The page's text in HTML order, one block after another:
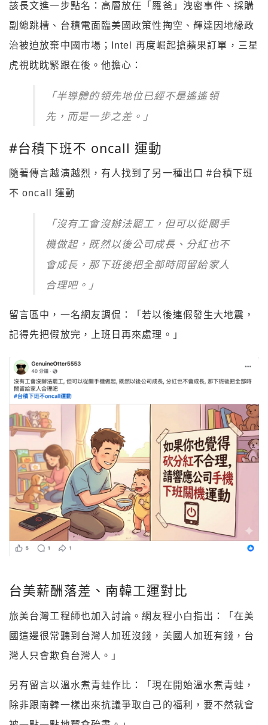
該長文進一步點名：高層放任「羅爸」洩密事件、採購
副總跳槽、台積電面臨美國政策性掏空、輝達因地緣政
治被迫放棄中國市場；Intel 再度崛起搶蘋果訂單，三星
虎視眈眈緊跟在後。他擔心：
「半導體的領先地位已經不是遙遙領
先，而是一步之差。」
#台積下班不 oncall 運動
隨著傳言越演越烈，有人找到了另一種出口 #台積下班
不 oncall 運動
「沒有工會沒辦法罷工，但可以從關手
機做起，既然以後公司成長、分紅也不
會成長，那下班後把全部時間留給家人
合理吧。」
留言區中，一名網友調侃：「若以後連假發生大地震，
記得先把假放完，上班日再來處理。」
台美薪酬落差、南韓工運對比
旅美台灣工程師也加入討論。網友程小白指出：「在美
國這邊很常聽到台灣人加班沒錢，美國人加班有錢，台
灣人只會欺負台灣人。」
另有留言以溫水煮青蛙作比：「現在開始溫水煮青蛙，
除非跟南韓一樣出來抗議爭取自己的福利，要不然就會